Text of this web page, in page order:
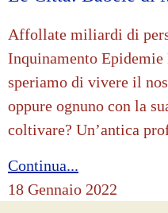
Affollate miliardi di
Inquinamento
speriamo di vivere il
oppure ognuno con la
coltivare? Un’antica
Continua...
18 Gennaio 2022